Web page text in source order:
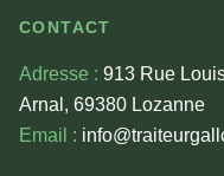
CONTACT
Adresse : 913 Rue
Arnal, 69380 Lozanne
Email :